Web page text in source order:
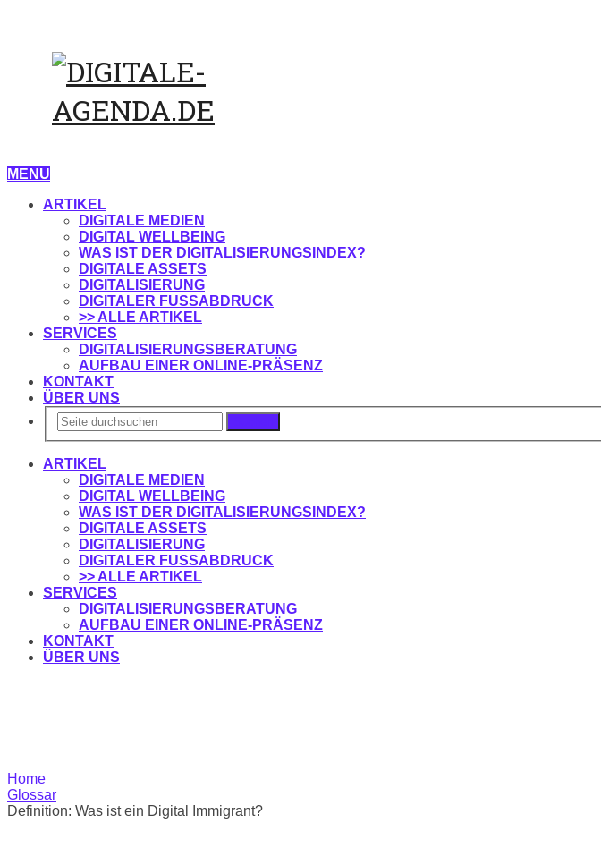
MENU
ARTIKEL
DIGITALE MEDIEN
DIGITAL WELLBEING
WAS IST DER DIGITALISIERUNGSINDEX?
DIGITALE ASSETS
DIGITALISIERUNG
DIGITALER FUSSABDRUCK
>> ALLE ARTIKEL
SERVICES
DIGITALISIERUNGSBERATUNG
AUFBAU EINER ONLINE-PRÄSENZ
KONTAKT
ÜBER UNS
ARTIKEL
DIGITALE MEDIEN
DIGITAL WELLBEING
WAS IST DER DIGITALISIERUNGSINDEX?
DIGITALE ASSETS
DIGITALISIERUNG
DIGITALER FUSSABDRUCK
>> ALLE ARTIKEL
SERVICES
DIGITALISIERUNGSBERATUNG
AUFBAU EINER ONLINE-PRÄSENZ
KONTAKT
ÜBER UNS
Home
Glossar
Definition: Was ist ein Digital Immigrant?